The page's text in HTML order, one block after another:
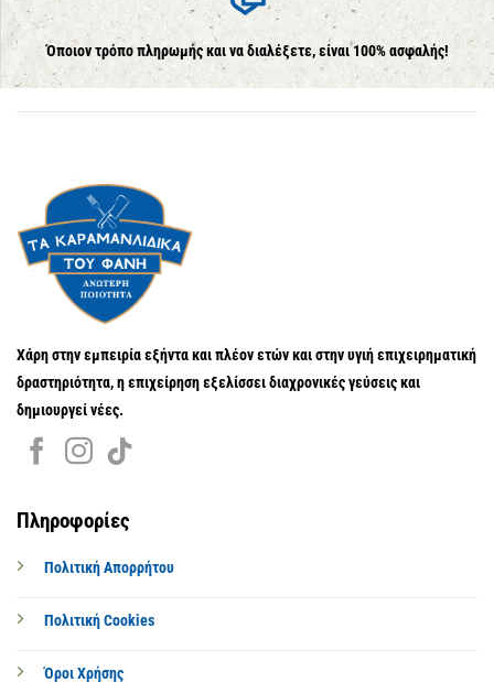
Όποιον τρόπο πληρωμής και να διαλέξετε, είναι 100% ασφαλής!
Χάρη στην εμπειρία εξήντα και πλέον ετών και στην υγιή επιχειρηματική
δραστηριότητα, η επιχείρηση εξελίσσει διαχρονικές γεύσεις και
δημιουργεί νέες.
Πληροφορίες
Πολιτική Απορρήτου
Πολιτική Cookies
Όροι Χρήσης